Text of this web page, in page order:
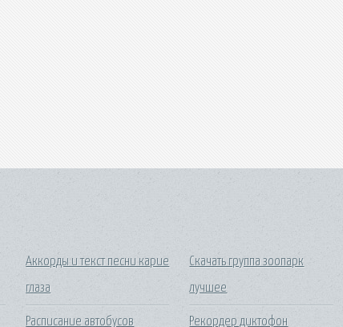
Аккорды и текст песни карие
глаза
Расписание автобусов
Скачать группа зоопарк
лучшее
Рекордер диктофон